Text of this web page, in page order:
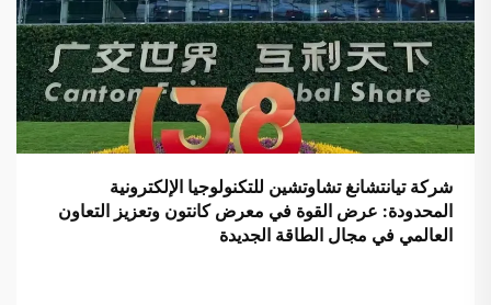
شركة تيانتشانغ تشاوتشين للتكنولوجيا الإلكترونية
المحدودة: عرض القوة في معرض كانتون وتعزيز التعاون
العالمي في مجال الطاقة الجديدة